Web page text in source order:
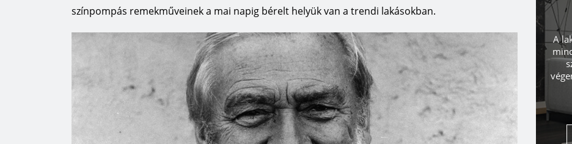
színpompás remekműveinek a mai napig bérelt helyük van a trendi lakásokban.
A